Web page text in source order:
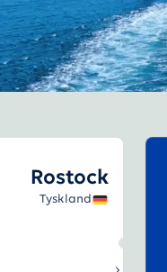
Rostock
Tyskland